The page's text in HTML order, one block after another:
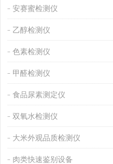
安赛蜜检测仪
乙醇检测仪
色素检测仪
甲醛检测仪
食品尿素测定仪
双氧水检测仪
大米外观品质检测仪
肉类快速鉴别设备